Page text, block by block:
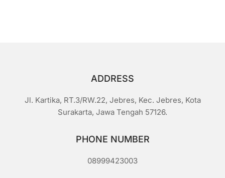
ADDRESS
Jl. Kartika, RT.3/RW.22, Jebres, Kec. Jebres, Kota
Surakarta, Jawa Tengah 57126.
PHONE NUMBER
08999423003